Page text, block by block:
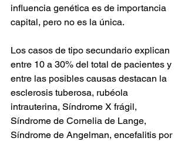
influencia genética es de importancia
capital, pero no es la única.
Los casos de tipo secundario explican
entre 10 a 30% del total de pacientes y
entre las posibles causas destacan la
esclerosis tuberosa, rubéola
intrauterina, Síndrome X frágil,
Síndrome de Cornelia de Lange,
Síndrome de Angelman, encefalitis por